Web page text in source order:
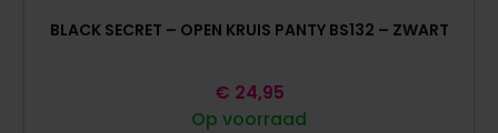
BLACK SECRET – OPEN KRUIS PANTY BS132 – ZWART
Op voorraad
€ 24,95